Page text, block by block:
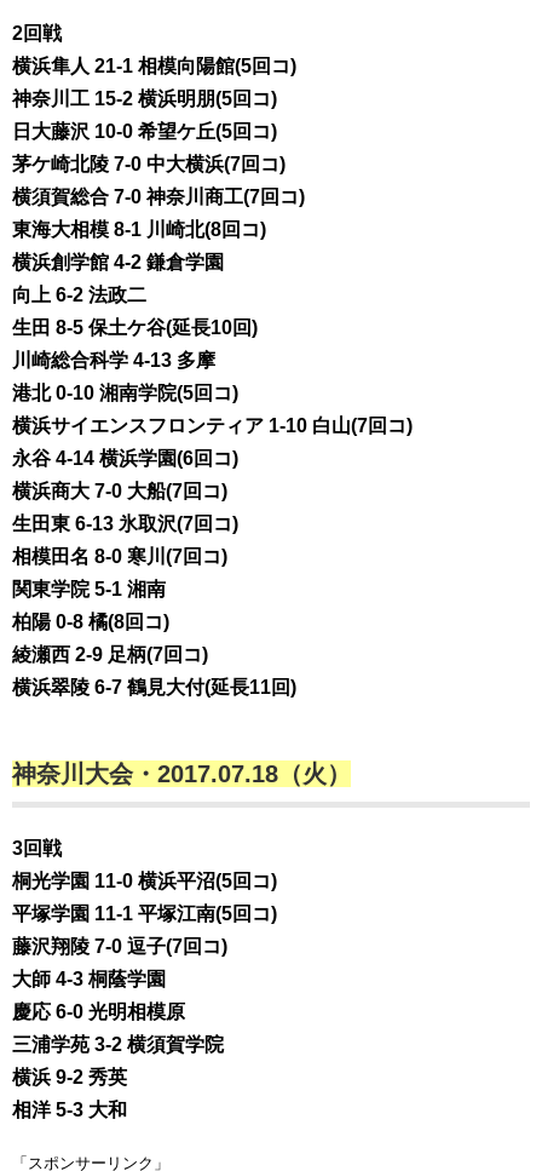
2回戦
横浜隼人 21-1 相模向陽館(5回コ)
神奈川工 15-2 横浜明朋(5回コ)
日大藤沢 10-0 希望ケ丘(5回コ)
茅ケ崎北陵 7-0 中大横浜(7回コ)
横須賀総合 7-0 神奈川商工(7回コ)
東海大相模 8-1 川崎北(8回コ)
横浜創学館 4-2 鎌倉学園
向上 6-2 法政二
生田 8-5 保土ケ谷(延長10回)
川崎総合科学 4-13 多摩
港北 0-10 湘南学院(5回コ)
横浜サイエンスフロンティア 1-10 白山(7回コ)
永谷 4-14 横浜学園(6回コ)
横浜商大 7-0 大船(7回コ)
生田東 6-13 氷取沢(7回コ)
相模田名 8-0 寒川(7回コ)
関東学院 5-1 湘南
柏陽 0-8 橘(8回コ)
綾瀬西 2-9 足柄(7回コ)
横浜翠陵 6-7 鶴見大付(延長11回)
神奈川大会・2017.07.18（火）
3回戦
桐光学園 11-0 横浜平沼(5回コ)
平塚学園 11-1 平塚江南(5回コ)
藤沢翔陵 7-0 逗子(7回コ)
大師 4-3 桐蔭学園
慶応 6-0 光明相模原
三浦学苑 3-2 横須賀学院
横浜 9-2 秀英
相洋 5-3 大和
「スポンサーリンク」